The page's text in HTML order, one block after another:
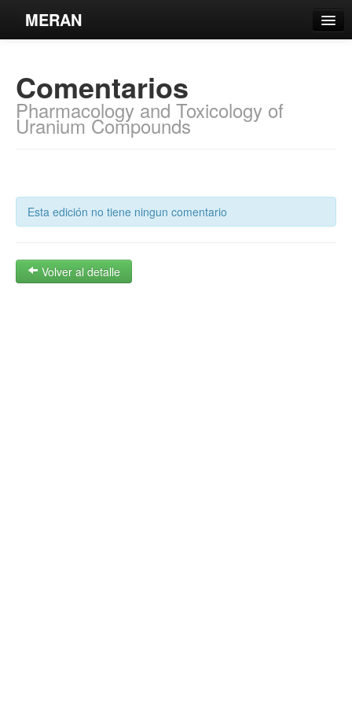
MERAN
Búsqueda Avanzada
Estantes Virtuales
Contacto
Iniciar sesión
Comentarios
Pharmacology and Toxicology of
Uranium Compounds
Esta edición no tiene ningun comentario
Volver al detalle